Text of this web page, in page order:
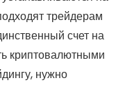
трейдерам
счет на
криптовалютными
нужно